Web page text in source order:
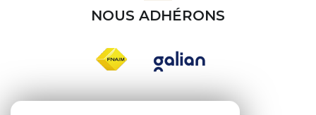
NOUS ADHÉRONS